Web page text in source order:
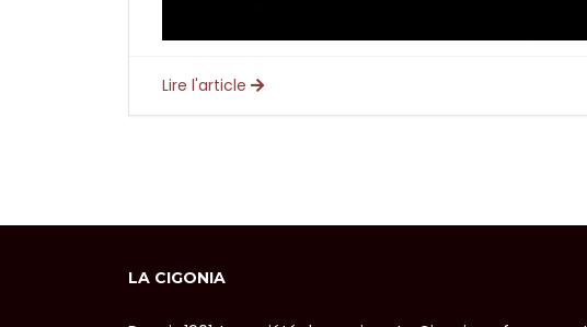
Lire l'article
LA CIGONIA